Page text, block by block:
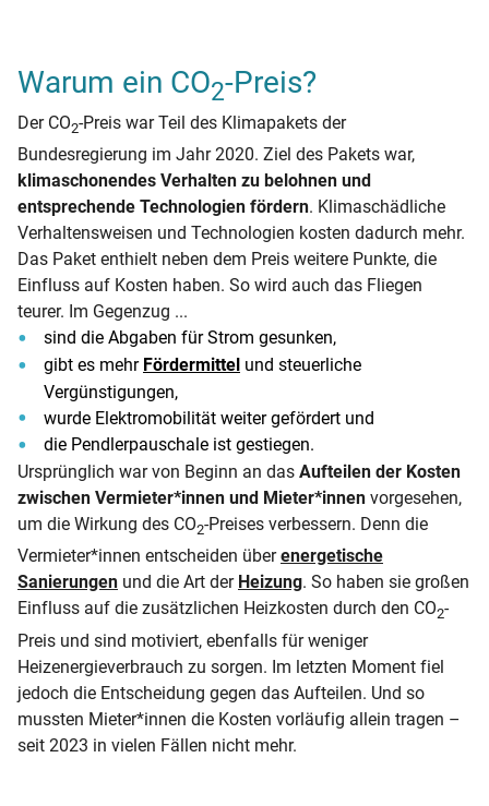
Warum ein CO2-Preis?
Der CO2-Preis war Teil des Klimapakets der
Bundesregierung im Jahr 2020. Ziel des Pakets war,
klimaschonendes Verhalten zu belohnen und
entsprechende Technologien fördern. Klimaschädliche
Verhaltensweisen und Technologien kosten dadurch mehr.
Das Paket enthielt neben dem Preis weitere Punkte, die
Einfluss auf Kosten haben. So wird auch das Fliegen
teurer. Im Gegenzug ...
sind die Abgaben für Strom gesunken,
gibt es mehr Fördermittel und steuerliche
Vergünstigungen,
wurde Elektromobilität weiter gefördert und
die Pendlerpauschale ist gestiegen.
Ursprünglich war von Beginn an das Aufteilen der Kosten
zwischen Vermieter*innen und Mieter*innen vorgesehen,
um die Wirkung des CO2-Preises verbessern. Denn die
Vermieter*innen entscheiden überenergetische
Sanierungen und die Art der Heizung. So haben sie großen
Einfluss auf die zusätzlichen Heizkosten durch den CO2-
Preis und sind motiviert, ebenfalls für weniger
Heizenergieverbrauch zu sorgen. Im letzten Moment fiel
jedoch die Entscheidung gegen das Aufteilen. Und so
mussten Mieter*innen die Kosten vorläufig allein tragen –
seit 2023 in vielen Fällen nicht mehr.